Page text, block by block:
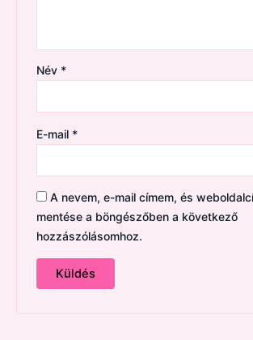
Név *
E-mail *
A nevem, e-mail címem, és
mentése a böngészőben a következő
hozzászólásomhoz.